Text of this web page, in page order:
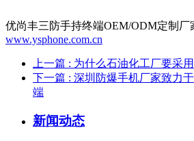
优尚丰三防手持终端OEM/ODM定制厂
www.ysphone.com.cn
上一篇 : 为什么石油化工厂要采
下一篇 : 深圳防爆手机厂家致力
端
新闻动态